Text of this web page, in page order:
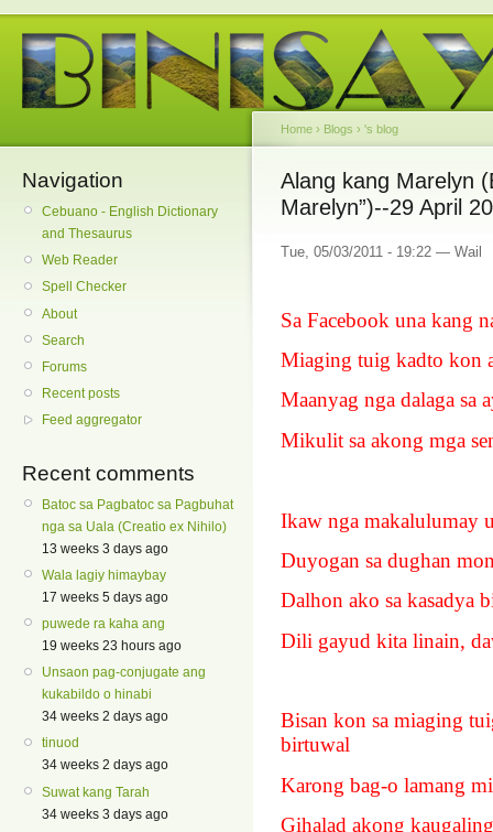
Navigation
Cebuano - English Dictionary
and Thesaurus
Web Reader
Spell Checker
About
Search
Forums
Recent posts
Feed aggregator
Recent comments
Batoc sa Pagbatoc sa Pagbuhat
nga sa Uala (Creatio ex Nihilo)
13 weeks 3 days ago
Wala lagiy himaybay
17 weeks 5 days ago
puwede ra kaha ang
19 weeks 23 hours ago
Unsaon pag-conjugate ang
kukabildo o hinabi
34 weeks 2 days ago
tinuod
34 weeks 2 days ago
Suwat kang Tarah
34 weeks 3 days ago
Home › Blogs › 's blog
Alang kang Marelyn
Marelyn”)--29 April
Tue, 05/03/2011 - 19:22 — Wail
Sa Facebook una kang
Miaging tuig kadto kon
Maanyag nga dalaga sa
Mikulit sa akong mga
Ikaw nga makalulumay
Duyogan sa dughan
Dalhon ako sa kasadya
Dili gayud kita linain,
Bisan kon sa miaging
birtuwal
Karong bag-o lamang
Gihalad akong